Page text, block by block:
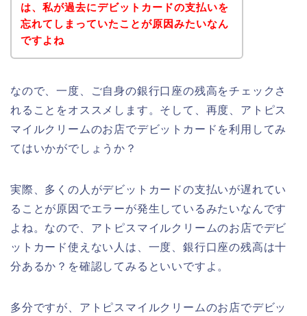
は、私が過去にデビットカードの支払いを
忘れてしまっていたことが原因みたいなん
ですよね
なので、一度、ご自身の銀行口座の残高をチェックさ
れることをオススメします。そして、再度、アトピス
マイルクリームのお店でデビットカードを利用してみ
てはいかがでしょうか？
実際、多くの人がデビットカードの支払いが遅れてい
ることが原因でエラーが発生しているみたいなんです
よね。なので、アトピスマイルクリームのお店でデビ
ットカード使えない人は、一度、銀行口座の残高は十
分あるか？を確認してみるといいですよ。
多分ですが、アトピスマイルクリームのお店でデビッ